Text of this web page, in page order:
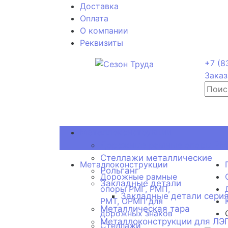
Доставка
Оплата
О компании
Реквизиты
+7
Стеллажи металлические
Рольганг
Закладные детали
Закладные детали
Металлическая тара
Металлоконструкции для
Металлоконструкции
Дорожные рамные
опоры РМГ, РМП,
РМТ, ОРМП для
дорожных знаков
Стеллажи